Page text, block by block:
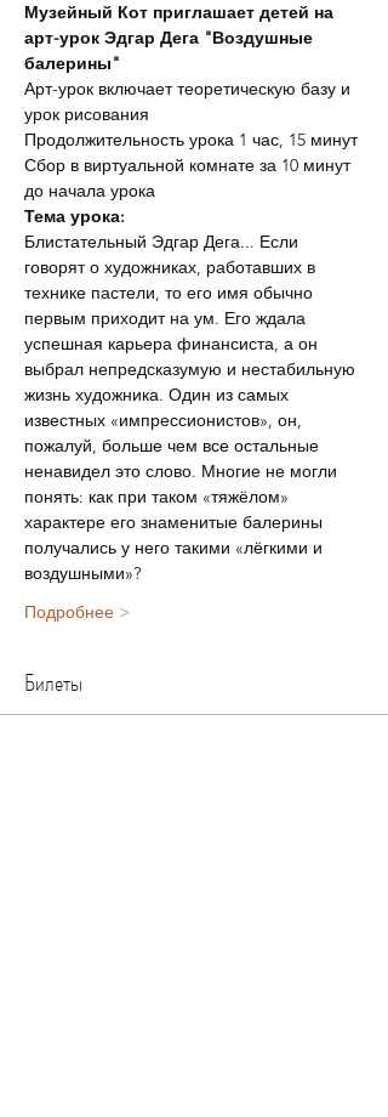
Музейный Кот приглашает детей на
арт-урок Эдгар Дега "Воздушные
балерины"
Арт-урок включает теоретическую базу и
урок рисования
Продолжительность урока 1 час, 15 минут
Сбор в виртуальной комнате за 10 минут
до начала урока
Тема урока:
Блистательный Эдгар Дега... Если
говорят о художниках, работавших в
технике пастели, то его имя обычно
первым приходит на ум. Его ждала
успешная карьера финансиста, а он
выбрал непредсказумую и нестабильную
жизнь художника. Один из самых
известных «импрессионистов», он,
пожалуй, больше чем все остальные
ненавидел это слово. Многие не могли
понять: как при таком «тяжёлом»
характере его знаменитые балерины
получались у него такими «лёгкими и
воздушными»?
Подробнее >
Билеты